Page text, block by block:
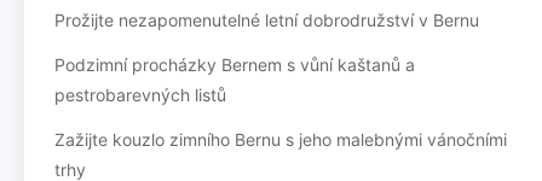
Prožijte nezapomenutelné letní dobrodružství v Bernu
Podzimní procházky Bernem s vůní kaštanů a
pestrobarevných listů
Zažijte kouzlo zimního Bernu s jeho malebnými vánočními
trhy